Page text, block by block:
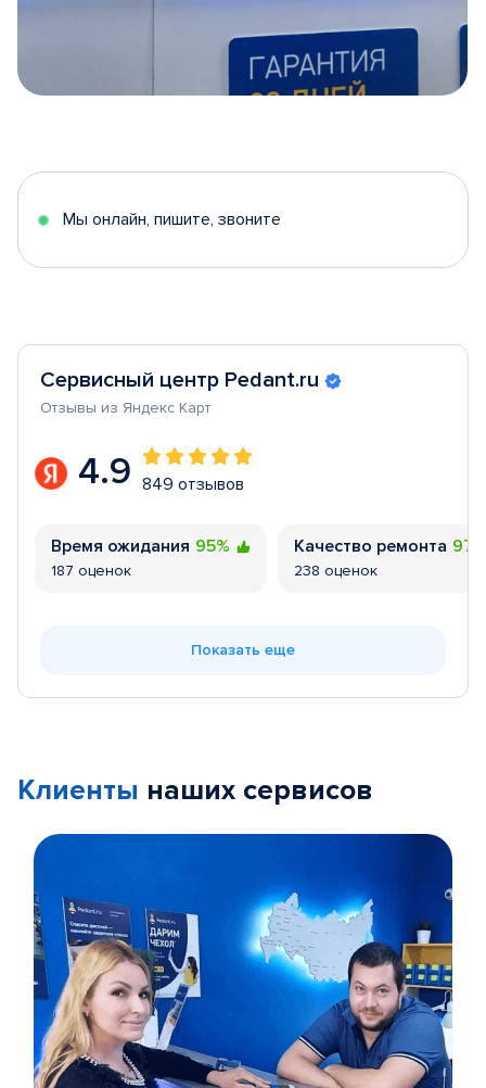
5
Мы онлайн, пишите, звоните
Сервисный центр Pedant.ru
Отзывы из Яндекс Карт
4.9 849 отзывов
Время ожидания 95%
187 оценок
Качество ремонта
238 оценок
Показать еще
Клиенты наших сервисов